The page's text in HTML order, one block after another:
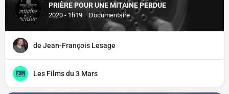
PRIÈRE POUR UNE MITAINE PERDUE
2020 - 1h19 Documentaire
de Jean-François Lesage
Les Films du 3 Mars